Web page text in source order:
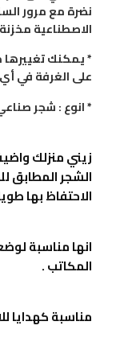
نضرة مع مرور
الاصطناعية
* يمكنك تغييرها
على الغرفة في
* انوع : شجر
زيني منزلك
الشجر المطابق
الاحتفاظ بها
انها مناسبة
المكاتب .
مناسبة كهدايا